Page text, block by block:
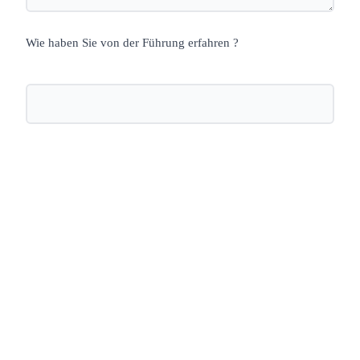
Wie haben Sie von der Führung erfahren ?